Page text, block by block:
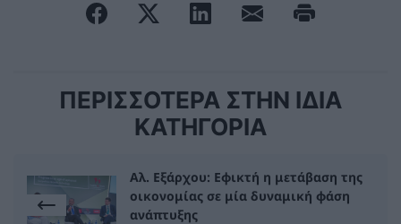
ΠΕΡΙΣΣΟΤΕΡΑ ΣΤΗΝ ΙΔΙΑ
ΚΑΤΗΓΟΡΙΑ
Αλ. Εξάρχου: Εφικτή η μετάβαση της
οικονομίας σε μία δυναμική φάση
ανάπτυξης